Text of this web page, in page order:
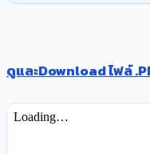
ดูและDownload ไฟล์